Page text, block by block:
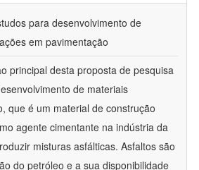
para desenvolvimento de
em pavimentação
principal desta proposta de pesquisa
de materiais
que é um material de construção
agente cimentante na indústria da
misturas asfálticas. Asfaltos são
do petróleo e a sua disponibilidade